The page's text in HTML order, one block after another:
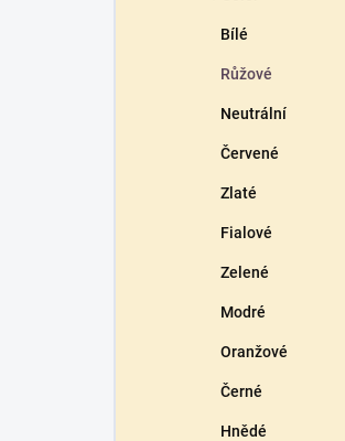
Bílé
Růžové
Neutrální
Červené
Zlaté
Fialové
Zelené
Modré
Oranžové
Černé
Hnědé